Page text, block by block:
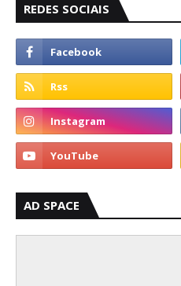
REDES SOCIAIS
AD SPACE